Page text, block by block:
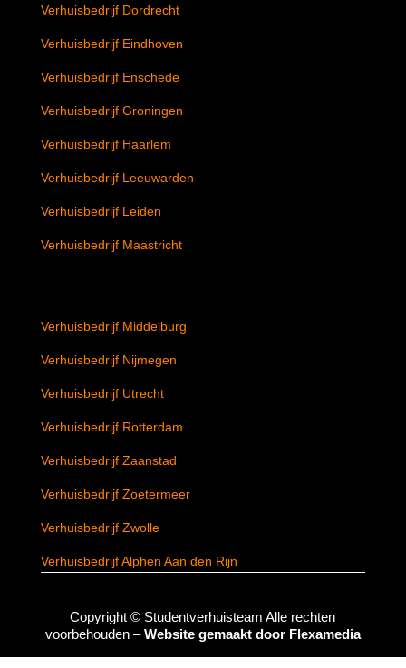
Verhuisbedrijf Dordrecht
Verhuisbedrijf Eindhoven
Verhuisbedrijf Enschede
Verhuisbedrijf Groningen
Verhuisbedrijf Haarlem
Verhuisbedrijf Leeuwarden
Verhuisbedrijf Leiden
Verhuisbedrijf Maastricht
Verhuisbedrijf Middelburg
Verhuisbedrijf Nijmegen
Verhuisbedrijf Utrecht
Verhuisbedrijf Rotterdam
Verhuisbedrijf Zaanstad
Verhuisbedrijf Zoetermeer
Verhuisbedrijf Zwolle
Verhuisbedrijf Alphen Aan den Rijn
Copyright © StudentverhuisteamAlle rechten
voorbehouden –Website gemaakt door Flexamedia